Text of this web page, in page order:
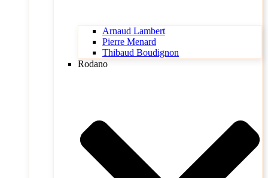
Arnaud Lambert
Pierre Menard
Thibaud Boudignon
Rodano